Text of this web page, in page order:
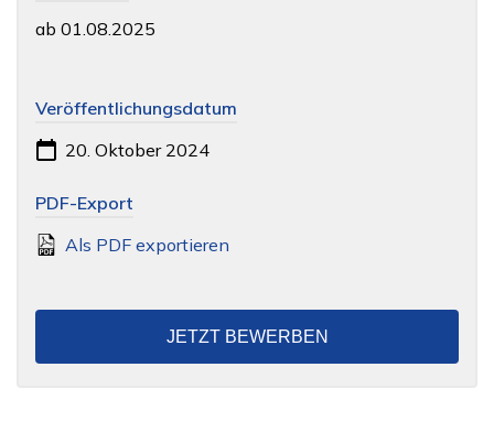
ab 01.08.2025
Veröffentlichungsdatum
20. Oktober 2024
PDF-Export
Als PDF exportieren
JETZT BEWERBEN